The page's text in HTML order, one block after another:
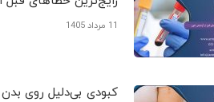
11 مرداد 1405
کبودی‌ بی‌دلیل روی بدن